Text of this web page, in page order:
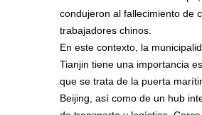
condujeron al fallecimiento de
trabajadores chinos.
En este contexto, la
Tianjin tiene una importancia
que se trata de la puerta
Beijing, así como de un hub